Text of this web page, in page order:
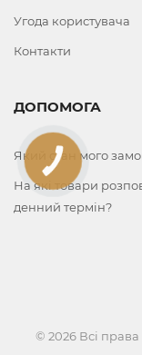
Угода користувача
Контакти
ДОПОМОГА
Який стан мого
На які товари
денний термін?
© 2026 Всі
КНОПКА
ЗВ'ЯЗКУ